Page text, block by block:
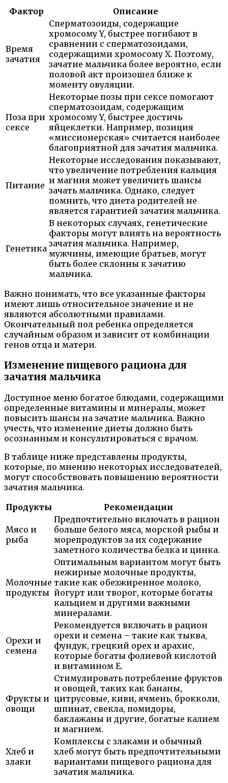
Фактор Описание
Время
зачатия
Сперматозоиды, содержащие
хромосому Y, быстрее погибают в
сравнении с сперматозоидами,
содержащими хромосому Х. Поэтому,
зачатие мальчика более вероятно, если
половой акт произошел ближе к
моменту овуляции.
Поза при
сексе
Некоторые позы при сексе помогают
сперматозоидам, содержащим
хромосому Y, быстрее достичь
яйцеклетки. Например, позиция
«миссионерская» считается наиболее
благоприятной для зачатия мальчика.
Питание
Некоторые исследования показывают,
что увеличение потребления кальция
и магния может увеличить шансы
зачать мальчика. Однако, следует
помнить, что диета родителей не
является гарантией зачатия мальчика.
Генетика
В некоторых случаях, генетические
факторы могут влиять на вероятность
зачатия мальчика. Например,
мужчины, имеющие братьев, могут
быть более склонны к зачатию
мальчика.
Важно понимать, что все указанные факторы
имеют лишь относительное значение и не
являются абсолютными правилами.
Окончательный пол ребенка определяется
случайным образом и зависит от комбинации
генов отца и матери.
Изменение пищевого рациона для
зачатия мальчика
Доступное меню богатое блюдами, содержащими
определенные витамины и минералы, может
повысить шансы на зачатие мальчика. Важно
учесть, что изменение диеты должно быть
осознанным и консультироваться с врачом.
В таблице ниже представлены продукты,
которые, по мнению некоторых исследователей,
могут способствовать повышению вероятности
зачатия мальчика.
Продукты
Рекомендации
Мясо и
рыба
Предпочтительно включать в рацион
больше белого мяса, морской рыбы и
морепродуктов за их содержание
заметного количества белка и цинка.
Молочные
продукты
Оптимальным вариантом могут быть
нежирные молочные продукты,
такие как обезжиренное молоко,
йогурт или творог, которые богаты
кальцием и другими важными
минералами.
Орехи и
семена
Рекомендуется включать в рацион
орехи и семена – такие как тыква,
фундук, грецкий орех и арахис,
которые богаты фолиевой кислотой
и витамином E.
Фрукты и
овощи
Стимулировать потребление фруктов
и овощей, таких как бананы,
цитрусовые, киви, ячмень, брокколи,
шпинат, свекла, помидоры,
баклажаны и другие, богатые калием
и магнием.
Хлеб и
злаки
Комплексы с злаками и обычный
хлеб могут быть предпочтительными
вариантами пищевого рациона для
зачатия мальчика.